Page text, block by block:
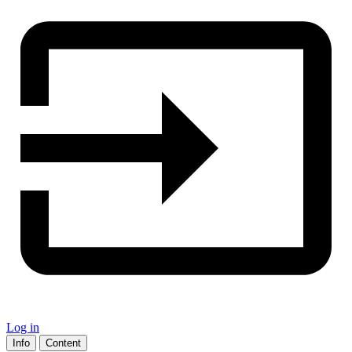
Log in
Info Content